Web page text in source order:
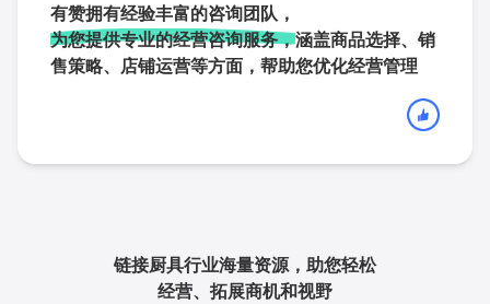
有赞拥有经验丰富的咨询团队，
为您提供专业的经营咨询服务，涵盖商品选择、销
售策略、店铺运营等方面，帮助您优化经营管理
链接厨具行业海量资源，助您轻松
经营、拓展商机和视野